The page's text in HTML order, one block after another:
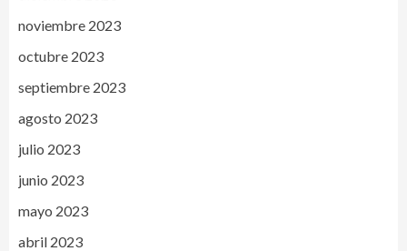
noviembre 2023
octubre 2023
septiembre 2023
agosto 2023
julio 2023
junio 2023
mayo 2023
abril 2023